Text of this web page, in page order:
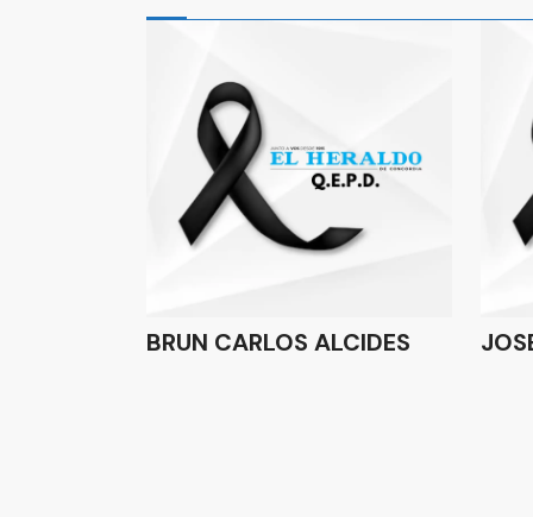
BRUN CARLOS ALCIDES